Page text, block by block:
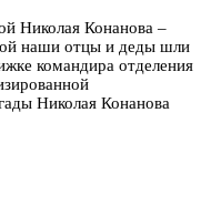
Николая Конанова –
наши отцы и деды шли
командира отделения
Николая Конанова